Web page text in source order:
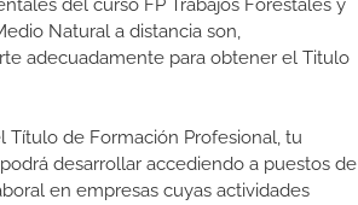
del curso FP Trabajos Forestales y
Natural a distancia son,
adecuadamente para obtener el Titulo
Título de Formación Profesional, tu
desarrollar accediendo a puestos de
en empresas cuyas actividades